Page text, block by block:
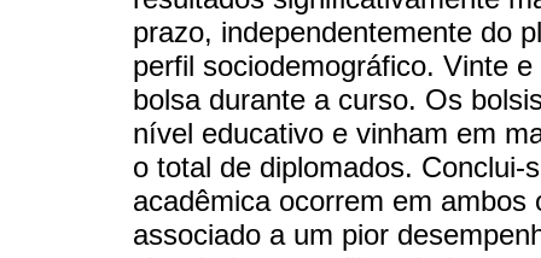
prazo, independentemente do
perfil sociodemográfico. Vinte
bolsa durante a curso. Os
nível educativo e vinham em
o total de diplomados.
acadêmica ocorrem em
associado a um pior